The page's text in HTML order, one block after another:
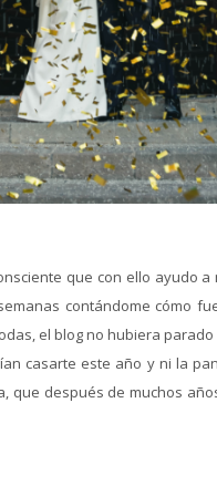
que con ello ayudo
contándome cómo
el blog no hubiera
casarte este año y ni la
que después de muchos